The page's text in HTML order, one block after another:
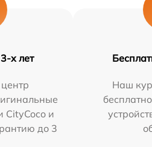
х лет
CityCoco и
до 3
Наш